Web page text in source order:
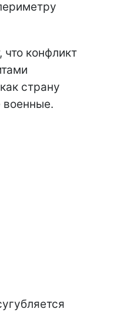
конфликт
страну
военные.